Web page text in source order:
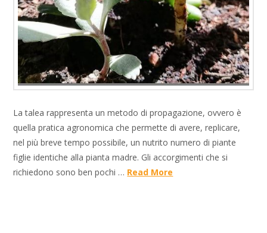
La talea rappresenta un metodo di propagazione, ovvero è
quella pratica agronomica che permette di avere, replicare,
nel più breve tempo possibile, un nutrito numero di piante
figlie identiche alla pianta madre. Gli accorgimenti che si
richiedono sono ben pochi … Read More